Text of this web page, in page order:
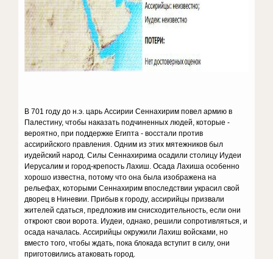
В 701 году до н.э. царь Ассирии Сеннахирим повел армию в
Палестину, чтобы наказать подчиненных людей, которые -
вероятно, при поддержке Египта - восстали против
ассирийского правления. Одним из этих мятежников был
иудейский народ. Силы Сеннахирима осадили столицу Иудеи
Иерусалим и город-крепость Лахиш. Осада Лахиша особенно
хорошо известна, потому что она была изображена на
рельефах, которыми Сеннахирим впоследствии украсил свой
дворец в Ниневии. Прибыв к городу, ассирийцы призвали
жителей сдаться, предложив им снисходительность, если они
откроют свои ворота. Иудеи, однако, решили сопротивляться, и
осада началась. Ассирийцы окружили Лахиш войсками, но
вместо того, чтобы ждать, пока блокада вступит в силу, они
приготовились атаковать город.